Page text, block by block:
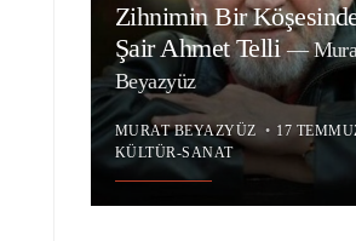
Zihnimin Bir
Şair Ahmet Telli—
Beyazyüz
MURAT BEYAZYÜZ • 17
KÜLTÜR-SANAT